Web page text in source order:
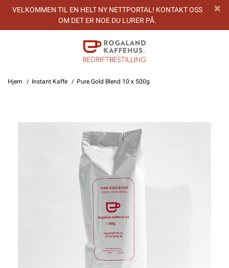
VELKOMMEN TIL EN HELT NY NETTPORTAL! KONTAKT OSS
OM DET ER NOE DU LURER PÅ.
Hjem Instant Kaffe Pure Gold Blend 10 x 500g